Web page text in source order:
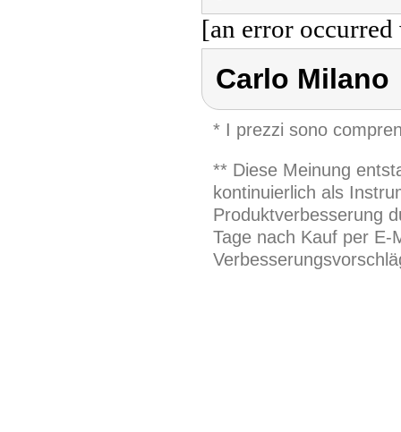
[an error
Carlo Milano
* I prezzi sono
** Diese Meinung
kontinuierlich als
Produktverbesserung
Tage nach Kauf per E-